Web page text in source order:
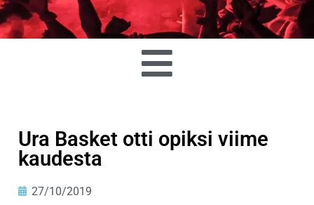
Ura Basket otti opiksi viime
kaudesta
27/10/2019